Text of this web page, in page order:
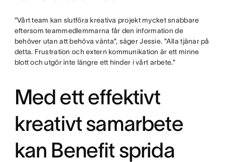
”Vårt team kan slutföra kreativa projekt mycket snabbare
eftersom teammedlemmarna får den information de
behöver utan att behöva vänta”, säger Jessie. ”Alla tjänar på
detta. Frustration och extern kommunikation är ett minne
blott och utgör inte längre ett hinder i vårt arbete.”
Med ett effektivt
kreativt samarbete
kan Benefit sprida